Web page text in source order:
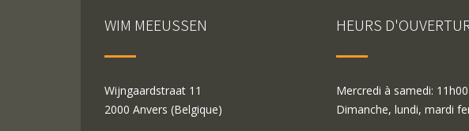
WIM MEEUSSEN
Wijngaardstraat 11
2000 Anvers (Belgique)
HEURS
Mercredi à samedi:
Dimanche, lundi, mardi